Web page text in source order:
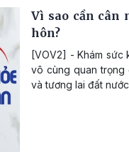
Vì sao cần cân
hôn?
[VOV2] - Khám sức
vô cùng quan trọng
và tương lai đất